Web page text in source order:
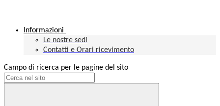
Informazioni
Le nostre sedi
Contatti e Orari ricevimento
Campo di ricerca per le pagine del sito